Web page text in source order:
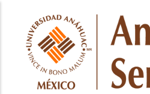
contenido
principal